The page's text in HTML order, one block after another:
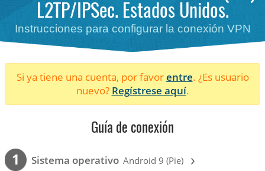
L2TP/IPSec. Estados Unidos.
Instrucciones para configurar la conexión VPN
Si ya tiene una cuenta, por favorentre. ¿Es usuario
nuevo? Regístrese aquí.
Guía de conexión
1 Sistema operativo Android 9 (Pie) ›